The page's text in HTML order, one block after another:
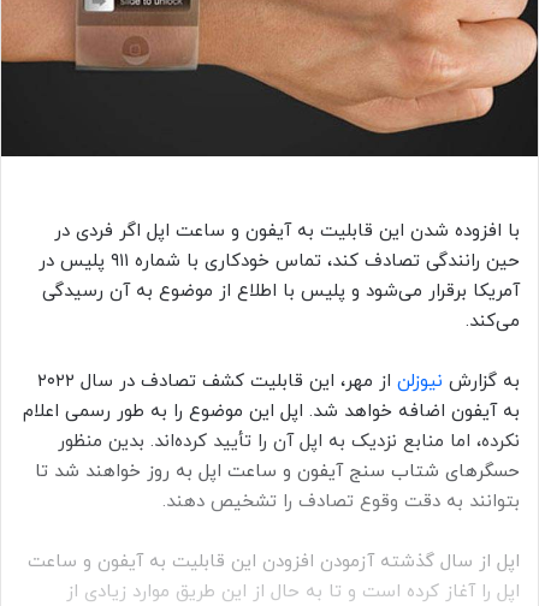
با افزوده شدن این قابلیت به آیفون و ساعت اپل اگر فردی در
حین رانندگی تصادف کند، تماس خودکاری با شماره ۹۱۱ پلیس در
آمریکا برقرار می‌شود و پلیس با اطلاع از موضوع به آن رسیدگی
می‌کند.
به گزارش نیوزلن
از مهر، این قابلیت کشف تصادف در سال ۲۰۲۲
به آیفون اضافه خواهد شد. اپل این موضوع را به طور رسمی اعلام
نکرده، اما منابع نزدیک به اپل آن را تأیید کرده‌اند. بدین منظور
حسگرهای شتاب سنج آیفون و ساعت اپل به روز خواهند شد تا
بتوانند به دقت وقوع تصادف را تشخیص دهند.
اپل از سال گذشته آزمودن افزودن این قابلیت به آیفون و ساعت
اپل را آغاز کرده است و تا به حال از این طریق موارد زیادی از